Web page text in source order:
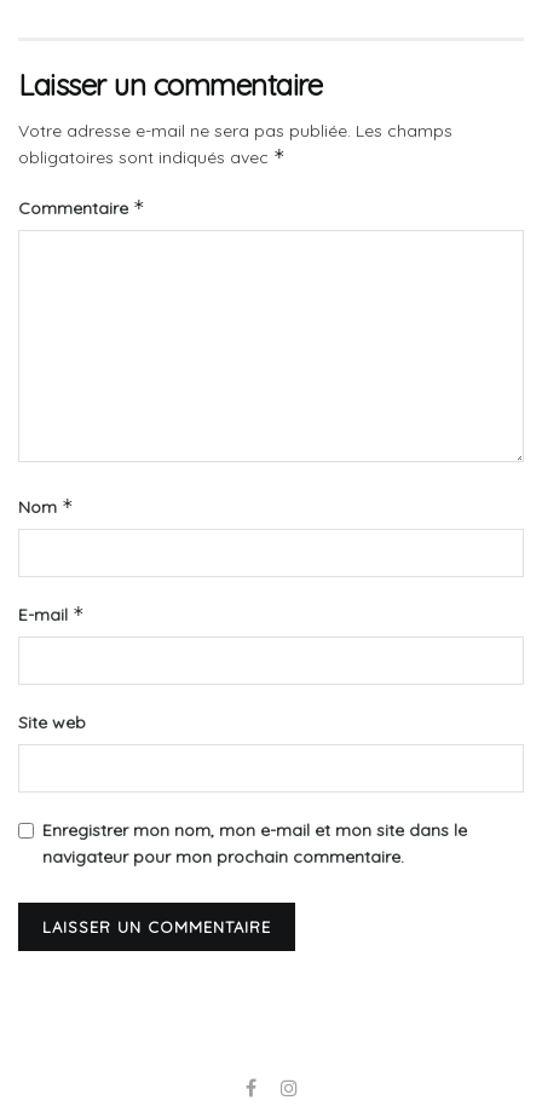
Laisser un commentaire
Votre adresse e-mail ne sera pas publiée. Les champs
obligatoires sont indiqués avec *
Commentaire *
Nom *
E-mail *
Site web
Enregistrer mon nom, mon e-mail et mon site dans le
navigateur pour mon prochain commentaire.